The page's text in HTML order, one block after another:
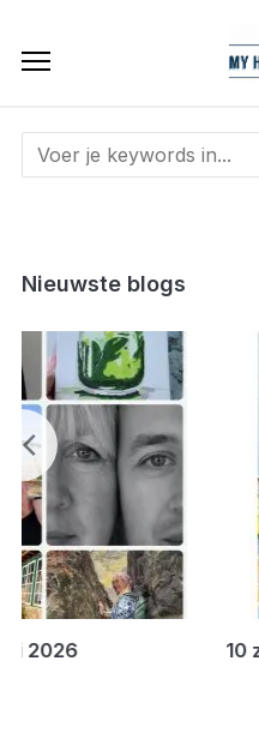
Nieuwste blogs
10 zomerse recepten:
soep en